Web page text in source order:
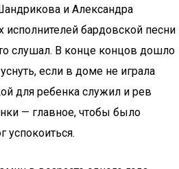
и Александра
бардовской песни
слушал. В конце концов дошло
если в доме не играла
для ребенка служил и рев
— главное, чтобы было
успокоиться.